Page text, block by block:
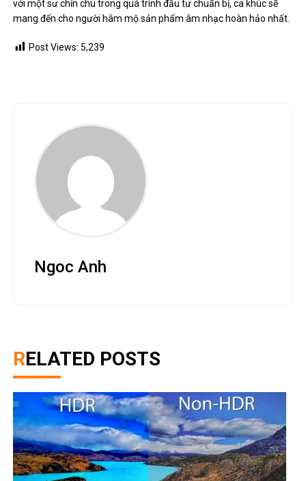
với một sư chỉn chu trong quá trình đầu tư chuẩn bị, ca khúc sẽ
mang đến cho người hâm mộ sản phẩm âm nhạc hoàn hảo nhất.
Post Views: 5,239
Ngoc Anh
RELATED POSTS